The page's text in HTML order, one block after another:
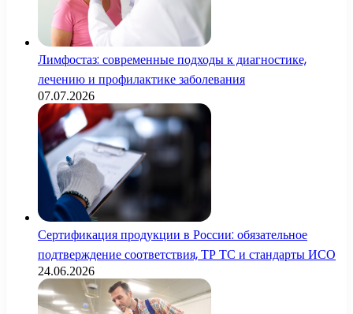
Лимфостаз: современные подходы к диагностике,
лечению и профилактике заболевания
07.07.2026
Сертификация продукции в России: обязательное
подтверждение соответствия, ТР ТС и стандарты ИСО
24.06.2026